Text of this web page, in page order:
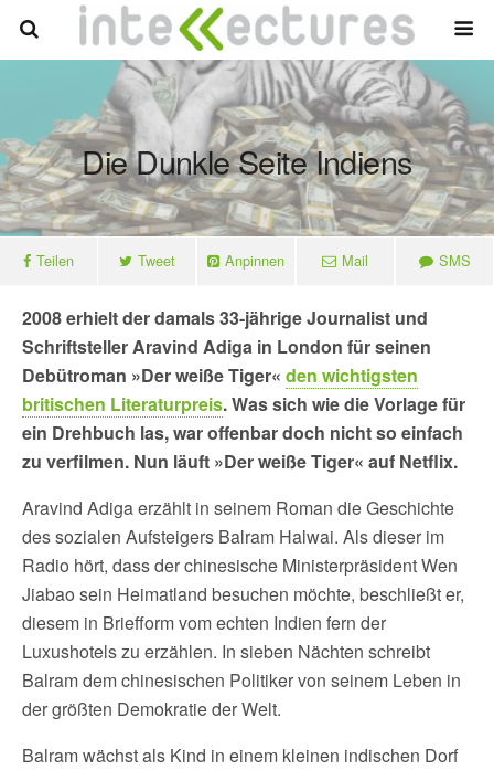
Die Dunkle Seite Indiens
Teilen Tweet Anpinnen Mail SMS
2008 erhielt der damals 33-jährige Journalist und
Schriftsteller Aravind Adiga in London für seinen
Debütroman »Der weiße Tiger« den wichtigsten
britischen Literaturpreis. Was sich wie die Vorlage für
ein Drehbuch las, war offenbar doch nicht so einfach
zu verfilmen. Nun läuft »Der weiße Tiger« auf Netflix.
Aravind Adiga erzählt in seinem Roman die Geschichte
des sozialen Aufsteigers Balram Halwai. Als dieser im
Radio hört, dass der chinesische Ministerpräsident Wen
Jiabao sein Heimatland besuchen möchte, beschließt er,
diesem in Briefform vom echten Indien fern der
Luxushotels zu erzählen. In sieben Nächten schreibt
Balram dem chinesischen Politiker von seinem Leben in
der größten Demokratie der Welt.
Balram wächst als Kind in einem kleinen indischen Dorf